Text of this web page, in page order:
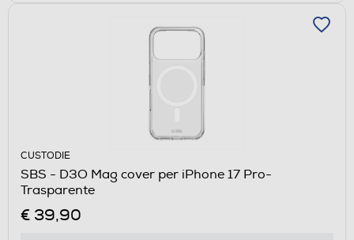
CUSTODIE
SBS - D3O Mag cover per iPhone 17 Pro-
Trasparente
€ 39,90